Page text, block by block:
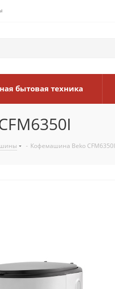
бытовая техника
- Кофемашина Beko CFM6350I